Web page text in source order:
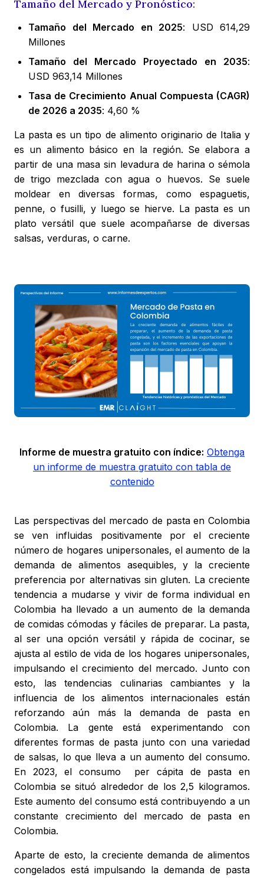
Tamaño del Mercado y Pronóstico:
Tamaño del Mercado en 2025: USD 614,29
Millones
Tamaño del Mercado Proyectado en 2035:
USD 963,14 Millones
Tasa de Crecimiento Anual Compuesta (CAGR)
de 2026 a 2035: 4,60 %
La pasta es un tipo de alimento originario de Italia y
es un alimento básico en la región. Se elabora a
partir de una masa sin levadura de harina o sémola
de trigo mezclada con agua o huevos. Se suele
moldear en diversas formas, como espaguetis,
penne, o fusilli, y luego se hierve. La pasta es un
plato versátil que suele acompañarse de diversas
salsas, verduras, o carne.
Informe de muestra gratuito con índice: Obtenga
un informe de muestra gratuito con tabla de
contenido
Las perspectivas del mercado de pasta en Colombia
se ven influidas positivamente por el creciente
número de hogares unipersonales, el aumento de la
demanda de alimentos asequibles, y la creciente
preferencia por alternativas sin gluten. La creciente
tendencia a mudarse y vivir de forma individual en
Colombia ha llevado a un aumento de la demanda
de comidas cómodas y fáciles de preparar. La pasta,
al ser una opción versátil y rápida de cocinar, se
ajusta al estilo de vida de los hogares unipersonales,
impulsando el crecimiento del mercado. Junto con
esto, las tendencias culinarias cambiantes y la
influencia de los alimentos internacionales están
reforzando aún más la demanda de pasta en
Colombia. La gente está experimentando con
diferentes formas de pasta junto con una variedad
de salsas, lo que lleva a un aumento del consumo.
En 2023, el consumo per cápita de pasta en
Colombia se situó alrededor de los 2,5 kilogramos.
Este aumento del consumo está contribuyendo a un
constante crecimiento del mercado de pasta en
Colombia.
Aparte de esto, la creciente demanda de alimentos
congelados está impulsando la demanda de pasta